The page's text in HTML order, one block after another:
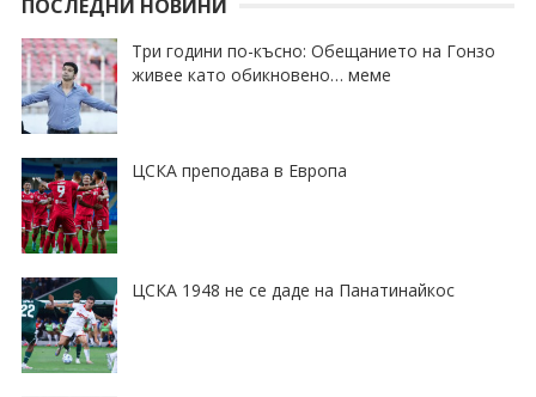
ПОСЛЕДНИ НОВИНИ
Три години по-късно: Обещанието на Гонзо
живее като обикновено… меме
ЦСКА преподава в Европа
ЦСКА 1948 не се даде на Панатинайкос